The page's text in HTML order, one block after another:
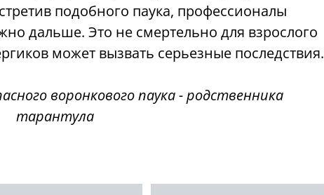
подобного паука, профессионалы
дальше. Это не смертельно для взрослого
может вызвать серьезные последствия.